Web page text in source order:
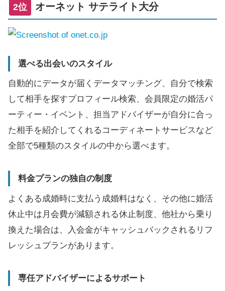
2位 オーネット サテライト大分
選べる出会いのスタイル
自動的にデータが届くデータマッチング、自分で検索
して相手を探すプロフィール検索、会員限定の婚活パ
ーティー・イベント、担当アドバイザーが自分に合っ
た相手を紹介してくれるコーディネートサービスなど
全部で5種類のスタイルの中から選べます。
料金プランの独自の制度
よくある成婚時に支払う成婚料はなく、その他に婚活
休止中は月会費が減額される休止制度、他社から乗り
換えた場合は、入会金がキャッシュバックされるリフ
レッシュプランがあります。
専任アドバイザーによるサポート